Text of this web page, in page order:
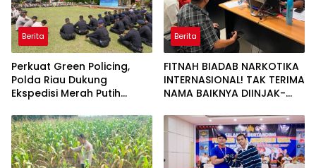
Berita
Perkuat Green Policing,
Polda Riau Dukung
Ekspedisi Merah Putih
Penanaman Mangrove
Berita
FITNAH BIADAB NARKOTIKA
INTERNASIONAL! TAK TERIMA
NAMA BAIKNYA DIINJAK-
DECLARE WAR: SIAP Bantai
DAN SERET AKUN PEMBUNUH
KARAKTER KE PENJARA
POLDA KEPRI!